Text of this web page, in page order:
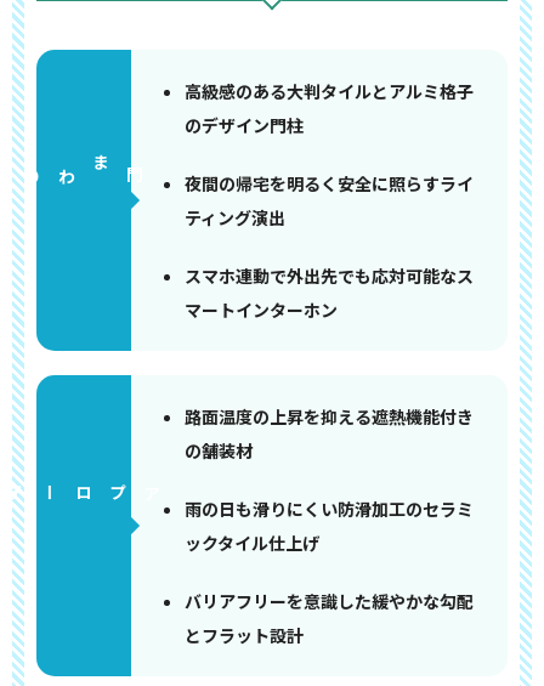
門まわり
高級感のある大判タイルとアルミ格子
のデザイン門柱
夜間の帰宅を明るく安全に照らすライ
ティング演出
スマホ連動で外出先でも応対可能なス
マートインターホン
アプローチ
路面温度の上昇を抑える遮熱機能付き
の舗装材
雨の日も滑りにくい防滑加工のセラミ
ックタイル仕上げ
バリアフリーを意識した緩やかな勾配
とフラット設計